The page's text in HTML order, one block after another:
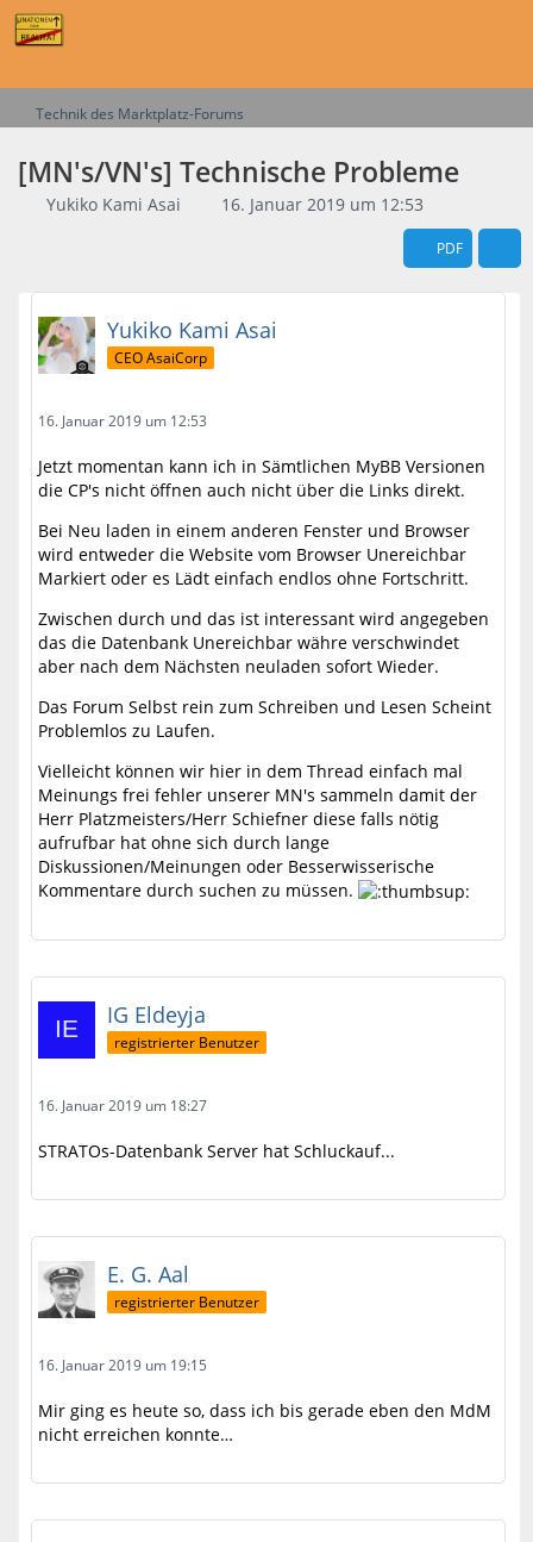
Technik des Marktplatz-Forums
[MN's/VN's] Technische Probleme
Yukiko Kami Asai 16. Januar 2019 um 12:53
PDF
Yukiko Kami Asai
CEO AsaiCorp
16. Januar 2019 um 12:53
Jetzt momentan kann ich in Sämtlichen MyBB Versionen
die CP's nicht öffnen auch nicht über die Links direkt.
Bei Neu laden in einem anderen Fenster und Browser
wird entweder die Website vom Browser Unereichbar
Markiert oder es Lädt einfach endlos ohne Fortschritt.
Zwischen durch und das ist interessant wird angegeben
das die Datenbank Unereichbar währe verschwindet
aber nach dem Nächsten neuladen sofort Wieder.
Das Forum Selbst rein zum Schreiben und Lesen Scheint
Problemlos zu Laufen.
Vielleicht können wir hier in dem Thread einfach mal
Meinungs frei fehler unserer MN's sammeln damit der
Herr Platzmeisters/Herr Schiefner diese falls nötig
aufrufbar hat ohne sich durch lange
Diskussionen/Meinungen oder Besserwisserische
Kommentare durch suchen zu müssen.
IG Eldeyja
registrierter Benutzer
16. Januar 2019 um 18:27
STRATOs-Datenbank Server hat Schluckauf...
E. G. Aal
registrierter Benutzer
16. Januar 2019 um 19:15
Mir ging es heute so, dass ich bis gerade eben den MdM
nicht erreichen konnte…